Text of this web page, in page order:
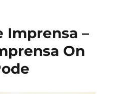
Imprensa –
On